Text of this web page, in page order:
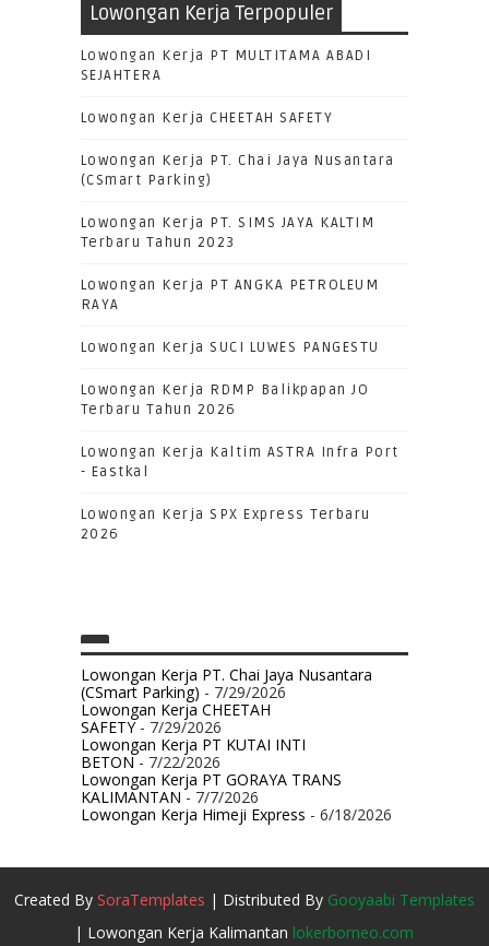
Lowongan Kerja Terpopuler
Lowongan Kerja PT MULTITAMA ABADI
SEJAHTERA
Lowongan Kerja CHEETAH SAFETY
Lowongan Kerja PT. Chai Jaya Nusantara
(CSmart Parking)
Lowongan Kerja PT. SIMS JAYA KALTIM
Terbaru Tahun 2023
Lowongan Kerja PT ANGKA PETROLEUM
RAYA
Lowongan Kerja SUCI LUWES PANGESTU
Lowongan Kerja RDMP Balikpapan JO
Terbaru Tahun 2026
Lowongan Kerja Kaltim ASTRA Infra Port
- Eastkal
Lowongan Kerja SPX Express Terbaru
2026
Lowongan Kerja PT. Chai Jaya Nusantara
(CSmart Parking) - 7/29/2026
Lowongan Kerja CHEETAH
SAFETY- 7/29/2026
Lowongan Kerja PT KUTAI INTI
BETON- 7/22/2026
Lowongan Kerja PT GORAYA TRANS
KALIMANTAN- 7/7/2026
Lowongan Kerja Himeji Express - 6/18/2026
Created By SoraTemplates | Distributed By Gooyaabi Templates
| Lowongan Kerja Kalimantan lokerborneo.com